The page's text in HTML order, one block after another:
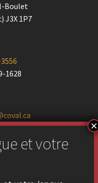
Boulet
J3X 1P7
1628
de chez vous